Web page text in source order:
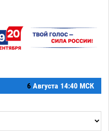
6 Августа 14:40 МСК